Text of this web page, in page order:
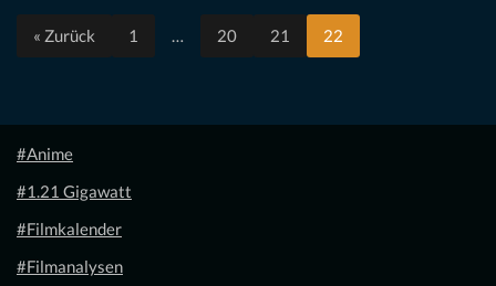
« Zurück 1 … 20 21 22
#Anime
#1.21 Gigawatt
#Filmkalender
#Filmanalysen